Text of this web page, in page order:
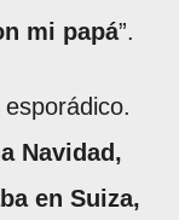
mi papá”.
Navidad,
en Suiza,